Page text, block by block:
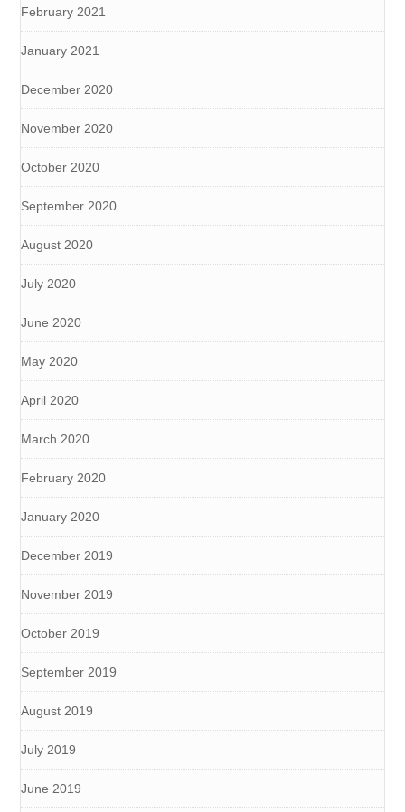
February 2021
January 2021
December 2020
November 2020
October 2020
September 2020
August 2020
July 2020
June 2020
May 2020
April 2020
March 2020
February 2020
January 2020
December 2019
November 2019
October 2019
September 2019
August 2019
July 2019
June 2019